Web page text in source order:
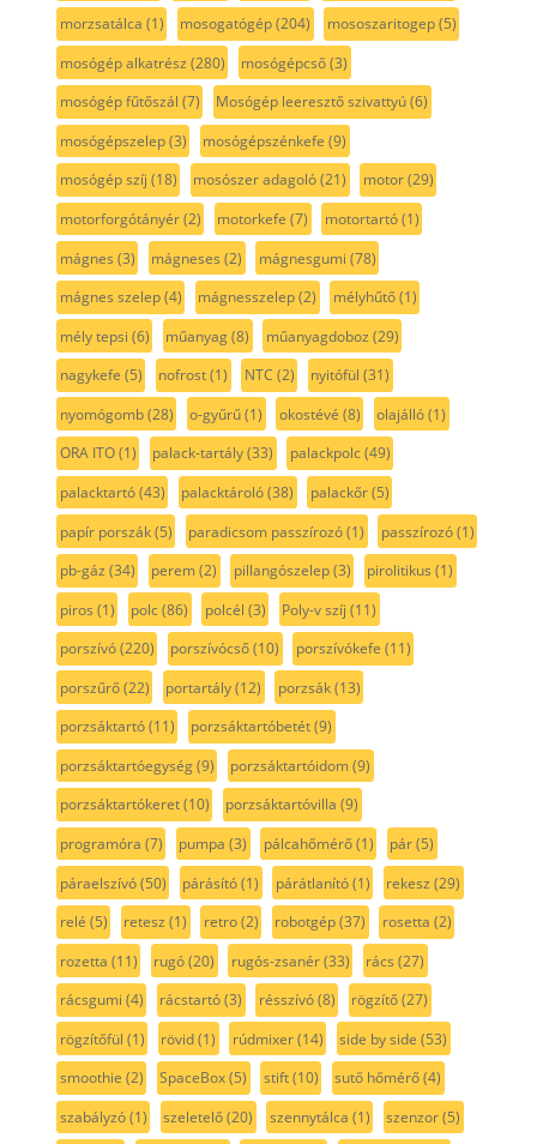
morzsatálca (1) mosogatógép(204) mososzaritogep(5)
mosógép alkatrész (280) mosógépcső(3)
mosógép fűtőszál (7) Mosógép leeresztő szivattyú(6)
mosógépszelep(3) mosógépszénkefe (9)
mosógép szíj (18) mosószer adagoló(21) motor(29)
motorforgótányér(2) motorkefe (7) motortartó(1)
mágnes (3) mágneses (2) mágnesgumi (78)
mágnes szelep(4) mágnesszelep(2) mélyhűtő(1)
mély tepsi (6) műanyag(8) műanyagdoboz (29)
nagykefe (5) nofrost(1) NTC (2) nyitófül (31)
nyomógomb(28) o-gyűrű(1) okostévé (8) olajálló(1)
ORA ITO(1) palack-tartály(33) palackpolc(49)
palacktartó(43) palacktároló(38) palackőr(5)
papír porszák(5) paradicsom passzírozó(1) passzírozó(1)
pb-gáz (34) perem(2) pillangószelep(3) pirolitikus (1)
piros (1) polc(86) polcél (3) Poly-v szíj (11)
porszívó(220) porszívócső(10) porszívókefe (11)
porszűrő(22) portartály(12) porzsák(13)
porzsáktartó(11) porzsáktartóbetét(9)
porzsáktartóegység(9) porzsáktartóidom(9)
porzsáktartókeret(10) porzsáktartóvilla (9)
programóra (7) pumpa (3) pálcahőmérő(1) pár(5)
páraelszívó(50) párásító(1) párátlanító(1) rekesz (29)
relé (5) retesz (1) retro(2) robotgép(37) rosetta (2)
rozetta (11) rugó(20) rugós-zsanér(33) rács (27)
rácsgumi (4) rácstartó(3) résszívó(8) rögzítő(27)
rögzítőfül (1) rövid(1) rúdmixer(14) side by side (53)
smoothie (2) SpaceBox(5) stift(10) sutő hőmérő(4)
szabályzó(1) szeletelő(20) szennytálca (1) szenzor(5)